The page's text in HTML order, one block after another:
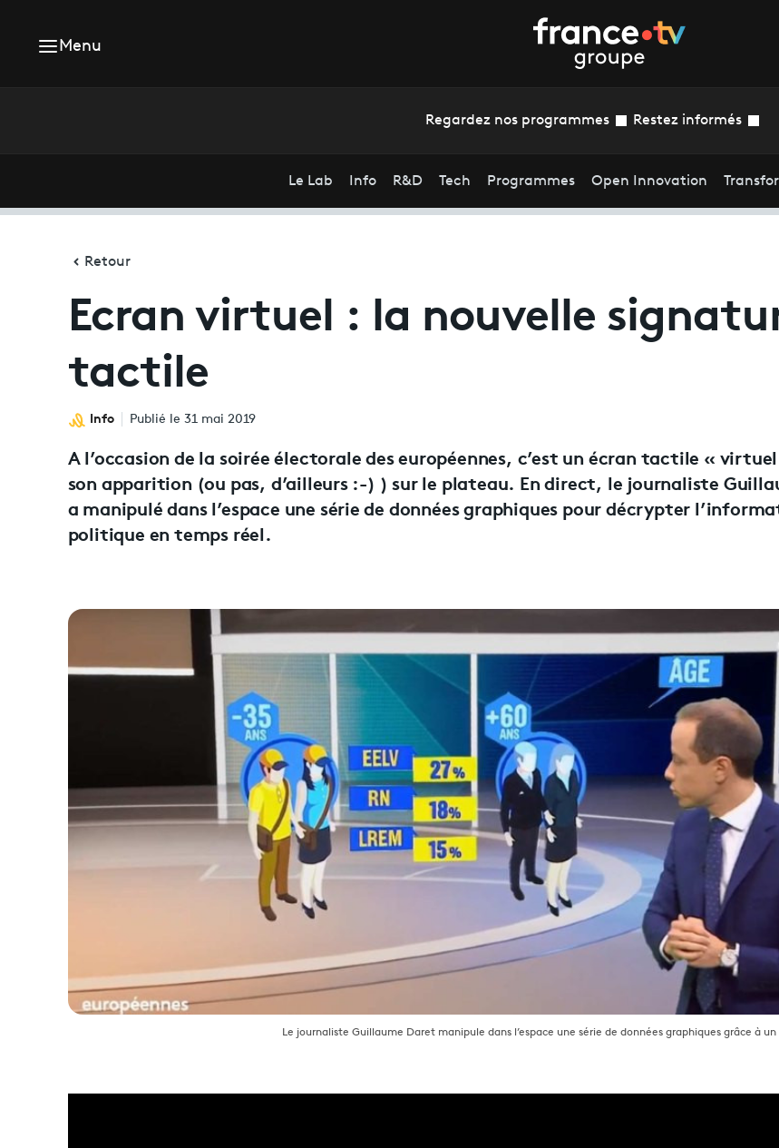
Menu
Regardez nos programmes Restez informés
Le Lab Info R&D Tech Programmes Open Innovation
Retour
Ecran virtuel : la nouvelle
tactile
Info Publié le 31 mai 2019
A l’occasion de la soirée électorale des européennes, c’est un écran tactile «
son apparition (ou pas, d’ailleurs :-) ) sur le plateau. En direct, le journaliste
a manipulé dans l’espace une série de données graphiques pour décrypter
politique en temps réel.
Le journaliste Guillaume Daret manipule dans l’espace une série de données graphiques grâce à